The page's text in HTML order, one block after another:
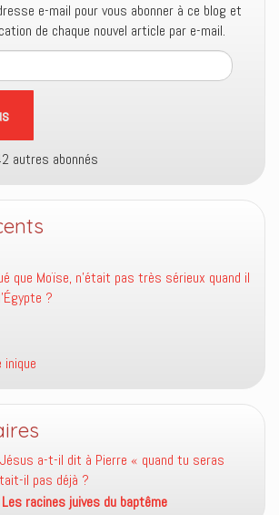
e-mail pour vous abonner à ce blog et
de chaque nouvel article par e-mail.
autres abonnés
que Moïse, n’était pas très sérieux quand il
?
inique
a-t-il dit à Pierre « quand tu seras
il pas déjà ?
Les racines juives du baptême